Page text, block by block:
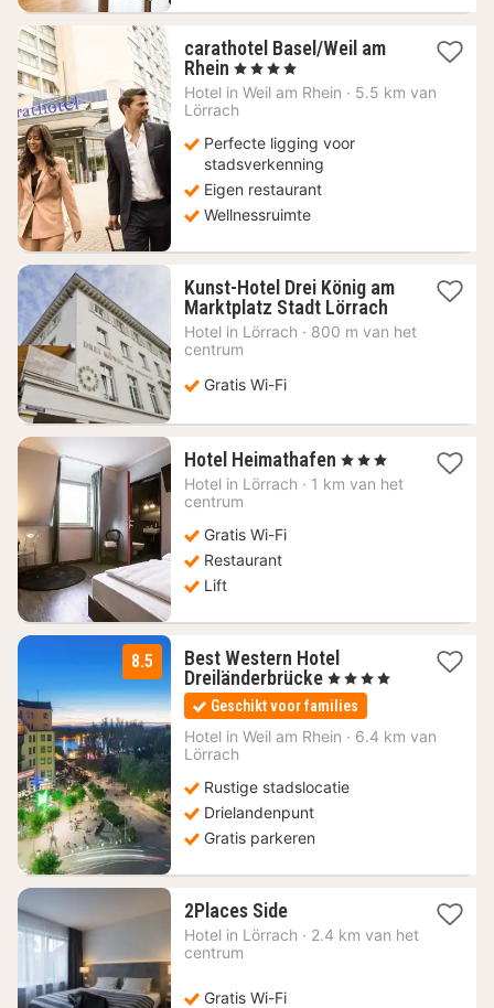
carathotel Basel/Weil am
Rhein 1
nacht
vanaf
€
, 4 Sterren
Hotel in Weil am Rhein · 5.5 km van
Lörrach
Perfecte ligging voor
stadsverkenning
Eigen restaurant
Wellnessruimte
Kunst-Hotel Drei König am
Marktplatz Stadt Lörrach1
nacht
Hotel in Lörrach · 800 m van het
centrum
Gratis Wi-Fi
Hotel Heimathafen 1
nacht
, 3 Sterren
Hotel in Lörrach · 1 km van het
centrum
Gratis Wi-Fi
Restaurant
Lift
8.5
Best Western Hotel
Dreiländerbrücke 1
nacht
vanaf
104
, 4 Sterren
Geschikt voor families
Hotel in Weil am Rhein · 6.4 km van
Lörrach
Rustige stadslocatie
Drielandenpunt
Gratis parkeren
2Places Side1
nacht
€
Hotel in Lörrach · 2.4 km van het
centrum
Gratis Wi-Fi